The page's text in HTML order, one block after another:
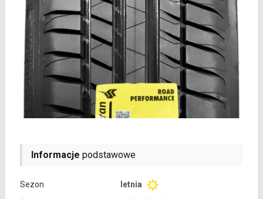
Informacje podstawowe
Sezon
letnia